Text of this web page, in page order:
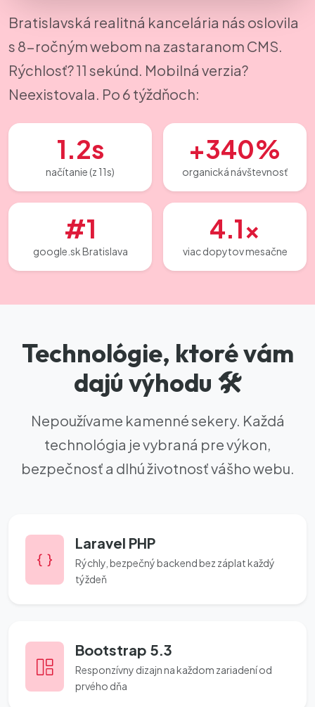
Bratislavská realitná kancelária nás oslovila
s 8-ročným webom na zastaranom CMS.
Rýchlosť? 11 sekúnd. Mobilná verzia?
Neexistovala. Po 6 týždňoch:
1.2s
načítanie (z 11s)
+340%
organická návštevnosť
#1
google.sk Bratislava
4.1×
viac dopytov mesačne
Technológie, ktoré vám
dajú výhodu 🛠️
Nepoužívame kamenné sekery. Každá
technológia je vybraná pre výkon,
bezpečnosť a dlhú životnosť vášho webu.
Laravel PHP
Rýchly, bezpečný backend bez záplat každý
týždeň
Bootstrap 5.3
Responzívny dizajn na každom zariadení od
prvého dňa